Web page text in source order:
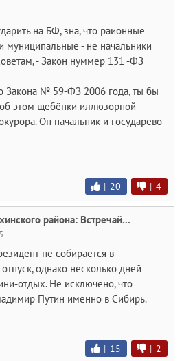
на БФ, зна, что раионные
муниципальные - не начальники
- Закон нуммер 131 -ФЗ
Закона № 59-ФЗ 2006 года, ты бы
этом щебёнки иллюзорной
Он начальник и государево
| 20 | 4
района: Встречай...
не собирается в
однако несколько дней
отдых. Не исключено, что
Путин именно в Сибирь.
| 15 | 2